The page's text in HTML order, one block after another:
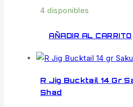
4 disponibles
AÑADIR AL CARRITO
R Jig Bucktail 14 Gr
Shad